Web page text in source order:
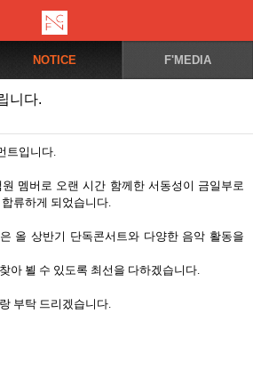
NOTICE F'MEDIA
니다.
트입니다.
멤버로 오랜 시간 함께한 서동성이 금일부로
류하게 되었습니다.
올 상반기 단독콘서트와 다양한 음악 활동을
아 뵐 수 있도록 최선을 다하겠습니다.
부탁 드리겠습니다.